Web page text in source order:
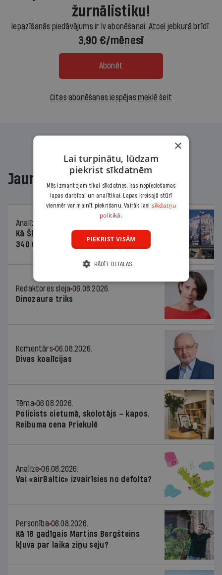
žurnālistiku!
Iepazīšanās piedāvājums ir.lv abonēšanai. Atcel jebkurā brīdī.
3,90 €/mēnesī
Abonēt
Citas abonēšanas iespējas meklē šeit
Jaunākajā žurnālā
Analīze
Kā Šlesera partija palika nesodīta par
340 000 vērtu reklāmas kampaņu
Redaktores sleja 06.08.2026.
Dinozaura triks
Komentārs 06.08.2026.
Divas koalīcijas
Tēma 06.08.2026.
Policists cietumā, skolotājs – kapos.
Reibuma cena Priekulē
Analīze 06.08.2026.
Vai «airBaltic» izvairīsies no defolta?
Personība 06.08.2026.
Kā 18 gadīgais Martins Bergšteins
kļuva par laika ziņu seju?
×
Lai turpinātu, lūdzam
piekrist sīkdatnēm
Mēs izmantojam tikai sīkdatnes, kas nepieciešamas
lapas darbībai un analītikai. Lapas kreisajā stūrī
vienmēr var mainīt piekrišanu. Vairāk lasi sīkdatņu
politikā.
PIEKRIST VISĀM
RĀDĪT DETAĻAS